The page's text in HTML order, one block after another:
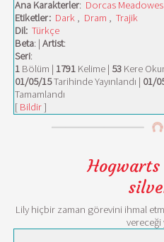
Ana Karakterler: Dorcas Meadowes
Etiketler: Dark , Dram , Trajik
Dil: Türkçe
Beta: | Artist:
Seri:
1 Bölüm | 1791 Kelime | 53 Kere
01/05/15Tarihinde Yayınlandı | 01/
Tamamlandı
[ Bildir]
Hogwarts
Lily hiçbir zaman görevini ihmal
vereceği